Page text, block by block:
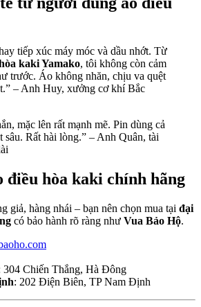
tiếp xúc máy móc và dầu nhớt. Từ
kaki Yamako, tôi không còn cảm
trước. Áo không nhăn, chịu va quệt
– Anh Huy, xưởng cơ khí Bắc
mặc lên rất mạnh mẽ. Pin dùng cả
sâu. Rất hài lòng.” – Anh Quân, tài
điều hòa kaki chính hãng
giả, hàng nhái – bạn nên chọn mua tại đại
có bảo hành rõ ràng như Vua Bảo Hộ.
304 Chiến Thắng, Hà Đông
: 202 Điện Biên, TP Nam Định